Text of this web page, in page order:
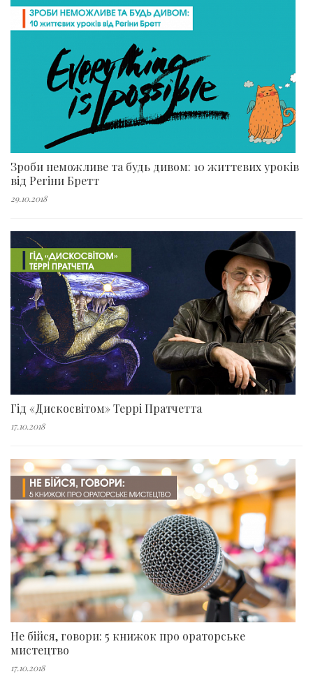
Зроби неможливе та будь дивом: 10 життєвих уроків
від Регіни Бретт
29.10.2018
Гід «Дискосвітом» Террі Пратчетта
17.10.2018
Не бійся, говори: 5 книжок про ораторське
мистецтво
17.10.2018